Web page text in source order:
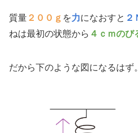
質量２００ｇ を力になおすと ２
ねは最初の状態から ４ｃｍのび
だから下のような図になるはず。